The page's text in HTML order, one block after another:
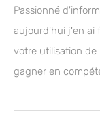
Passionné
aujourd'hui j'en ai
votre utilisation
gagner en